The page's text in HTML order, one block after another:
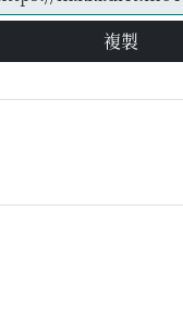
複製